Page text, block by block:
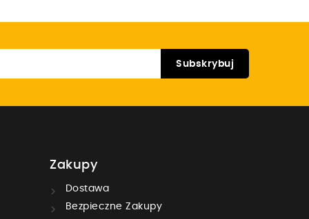
Zakupy
Dostawa
Bezpieczne Zakupy